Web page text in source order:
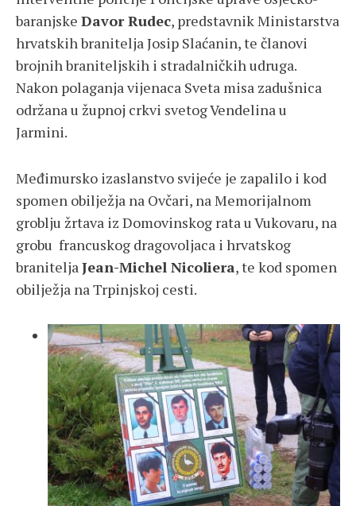
baranjske Davor Rudec, predstavnik Ministarstva
hrvatskih branitelja Josip Slaćanin, te članovi
brojnih braniteljskih i stradalničkih udruga.
Nakon polaganja vijenaca Sveta misa zadušnica
održana u župnoj crkvi svetog Vendelina u
Jarmini.
Međimursko izaslanstvo svijeće je zapalilo i kod
spomen obilježja na Ovčari, na Memorijalnom
groblju žrtava iz Domovinskog rata u Vukovaru, na
grobu francuskog dragovoljaca i hrvatskog
braniteljaJean-Michel Nicoliera, te kod spomen
obilježja na Trpinjskoj cesti.